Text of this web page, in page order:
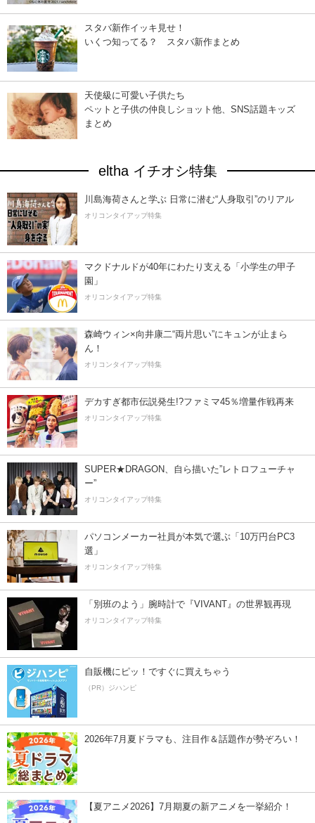
スタバ新作イッキ見せ！
いくつ知ってる？ スタバ新作まとめ
天使級に可愛い子供たち
ペットと子供の仲良しショット他、SNS話題キッズ
まとめ
eltha イチオシ特集
川島海荷さんと学ぶ 日常に潜む“人身取引”のリアル
オリコンタイアップ特集
マクドナルドが40年にわたり支える「小学生の甲子
園」
オリコンタイアップ特集
森崎ウィン×向井康二“両片思い”にキュンが止まら
ん！
オリコンタイアップ特集
デカすぎ都市伝説発生!?ファミマ45％増量作戦再来
オリコンタイアップ特集
SUPER★DRAGON、自ら描いた”レトロフューチャ
ー”
オリコンタイアップ特集
パソコンメーカー社員が本気で選ぶ「10万円台PC3
選」
オリコンタイアップ特集
「別班のよう」腕時計で『VIVANT』の世界観再現
オリコンタイアップ特集
自販機にピッ！ですぐに買えちゃう
（PR）ジハンピ
2026年7月夏ドラマも、注目作＆話題作が勢ぞろい！
【夏アニメ2026】7月期夏の新アニメを一挙紹介！